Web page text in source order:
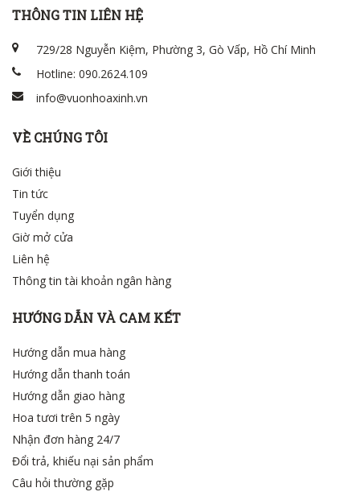
THÔNG TIN LIÊN HỆ
729/28 Nguyễn Kiệm, Phường 3, Gò Vấp, Hồ Chí Minh
Hotline: 090.2624.109
info@vuonhoaxinh.vn
VỀ CHÚNG TÔI
Giới thiệu
Tin tức
Tuyển dụng
Giờ mở cửa
Liên hệ
Thông tin tài khoản ngân hàng
HƯỚNG DẪN VÀ CAM KẾT
Hướng dẫn mua hàng
Hướng dẫn thanh toán
Hướng dẫn giao hàng
Hoa tươi trên 5 ngày
Nhận đơn hàng 24/7
Đổi trả, khiếu nại sản phẩm
Câu hỏi thường gặp